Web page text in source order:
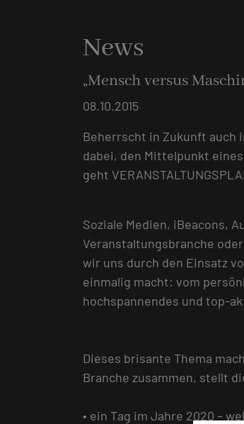
News
„Mensch versus
08.10.2015
Beherrscht in Zukunft auch
dabei, den Mittelpunkt
geht
Soziale Medien, iBeacons,
Veranstaltungsbranche
wir uns durch den Einsatz
einmalig macht: vom
hochspannendes und top-
Dieses brisante Thema
Branche zusammen, stellt
• ein Tag im Jahre 2020 –